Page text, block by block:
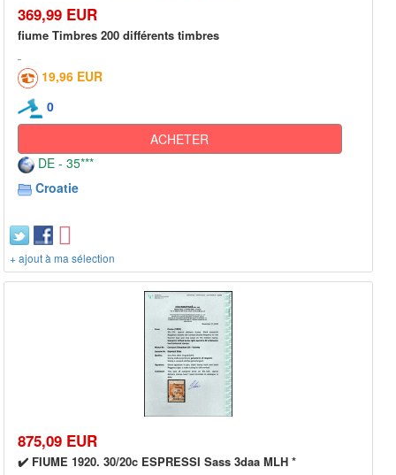
369,99 EUR
fiume Timbres 200 différents timbres
19,96 EUR
0
ACHETER
DE - 35***
Croatie
+ ajout à ma sélection
875,09 EUR
✔️ FIUME 1920. 30/20c ESPRESSI Sass 3daa MLH *